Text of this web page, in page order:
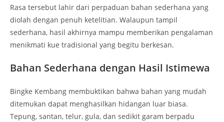
Rasa tersebut lahir dari perpaduan bahan sederhana yang
diolah dengan penuh ketelitian. Walaupun tampil
sederhana, hasil akhirnya mampu memberikan pengalaman
menikmati kue tradisional yang begitu berkesan.
Bahan Sederhana dengan Hasil Istimewa
Bingke Kembang membuktikan bahwa bahan yang mudah
ditemukan dapat menghasilkan hidangan luar biasa.
Tepung, santan, telur, gula, dan sedikit garam berpadu